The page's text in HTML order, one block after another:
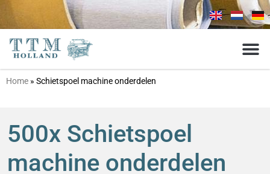
Home » Schietspoel machine onderdelen
500x Schietspoel
machine onderdelen